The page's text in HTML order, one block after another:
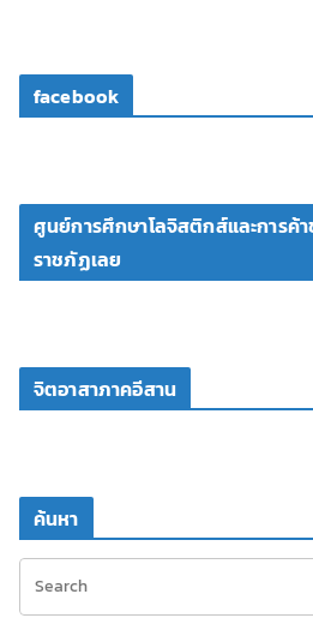
facebook
ศูนย์การศึกษาโลจิสติกส์และการค้
ราชภัฏเลย
จิตอาสาภาคอีสาน
ค้นหา